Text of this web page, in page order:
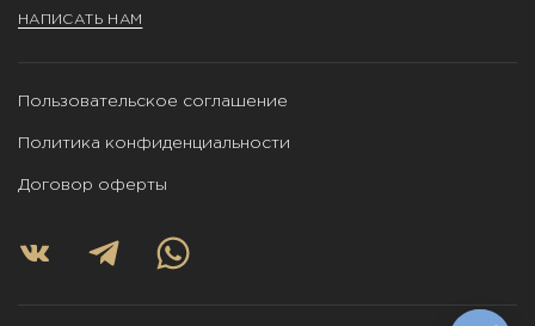
НАПИСАТЬ НАМ
Пользовательское соглашение
Политика конфиденциальности
Договор оферты